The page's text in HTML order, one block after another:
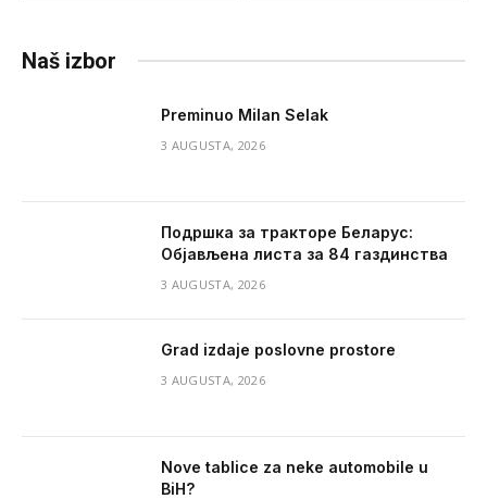
Naš izbor
Preminuo Milan Selak
3 AUGUSTA, 2026
Подршка за тракторе Беларус:
Објављена листа за 84 газдинства
3 AUGUSTA, 2026
Grad izdaje poslovne prostore
3 AUGUSTA, 2026
Nove tablice za neke automobile u
BiH?